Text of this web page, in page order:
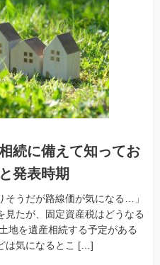
続に備えて知ってお
発表時期
そうだが路線価が気になる…」
見たが、固定資産税はどうなる
地を遺産相続する予定がある
は気になるとこ […]